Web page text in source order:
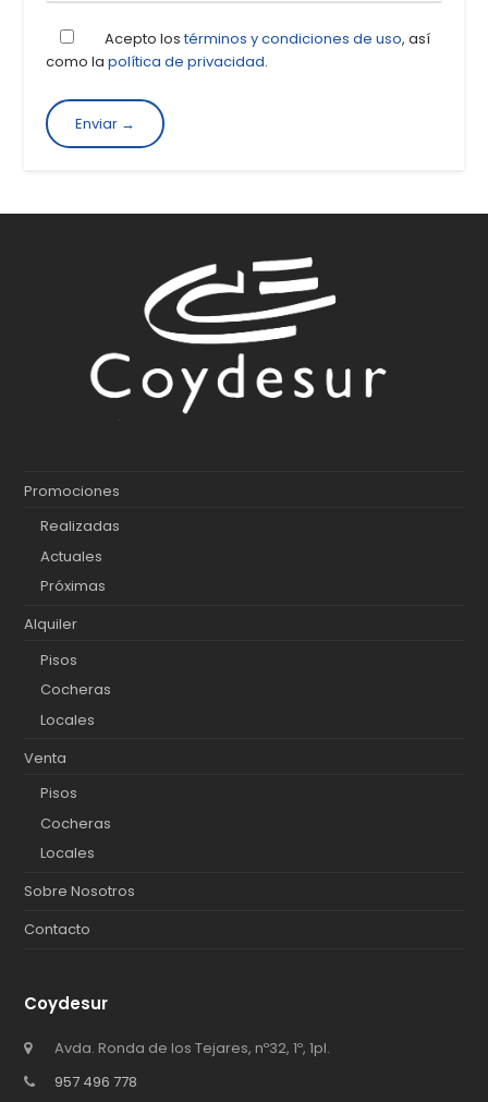
Acepto lostérminos y condiciones de uso, así
como lapolítica de privacidad.
Promociones
Realizadas
Actuales
Próximas
Alquiler
Pisos
Cocheras
Locales
Venta
Pisos
Cocheras
Locales
Sobre Nosotros
Contacto
Coydesur
Avda. Ronda de los Tejares, nº32, 1º, 1pl.
957 496 778